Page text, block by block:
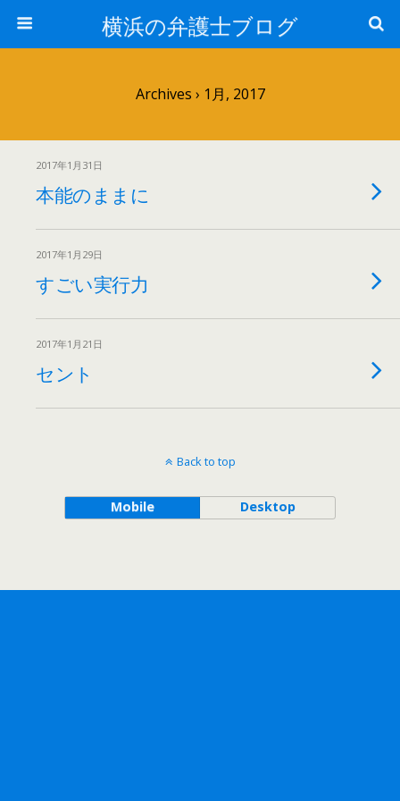
横浜の弁護士ブログ
Archives › 1月, 2017
2017年1月31日
本能のままに
2017年1月29日
すごい実行力
2017年1月21日
セント
Back to top
Mobile Desktop